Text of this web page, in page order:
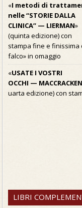
«I metodi di
nelle “STORIE DALLA
CLINICA” — LIERMAN»
(quinta edizione) con
stampa fine e finissima
falco» in omaggio
«USATE I VOSTRI
OCCHI —
uarta edizione) con
LIBRI